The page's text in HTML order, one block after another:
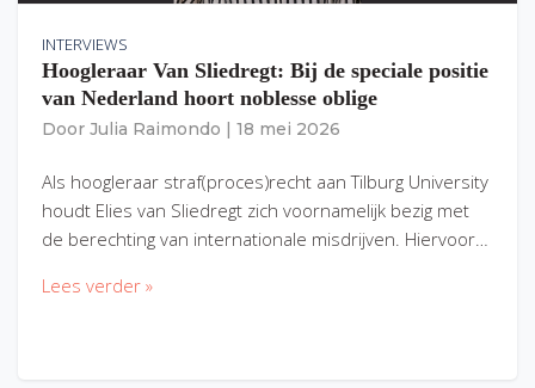
INTERVIEWS
Hoogleraar Van Sliedregt: Bij de speciale positie
van Nederland hoort noblesse oblige
Door Julia Raimondo 18 mei 2026
Als hoogleraar straf(proces)recht aan Tilburg University
houdt Elies van Sliedregt zich voornamelijk bezig met
de berechting van internationale misdrijven. Hiervoor…
Lees verder »